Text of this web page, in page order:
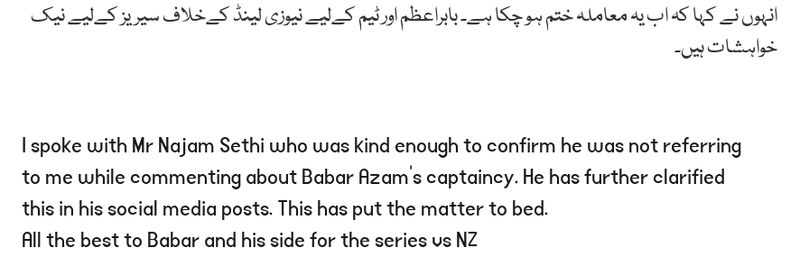
انہوں نے کہا کہ اب یہ معاملہ ختم ہو چکا ہے۔ بابراعظم اور ٹیم کےلیے نیوزی لینڈ کےخلاف سیریز کےلیے نیک
خواہشات ہیں۔
I spoke with Mr Najam Sethi who was kind enough to confirm he was not referring
to me while commenting about Babar Azam’s captaincy. He has further clarified
this in his social media posts. This has put the matter to bed.
All the best to Babar and his side for the series vs NZ